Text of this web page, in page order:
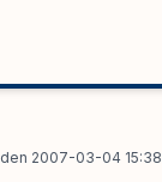
den 2007-03-04 15:38